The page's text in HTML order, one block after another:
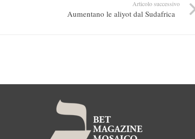
Articolo successivo
Aumentano le aliyot dal Sudafrica